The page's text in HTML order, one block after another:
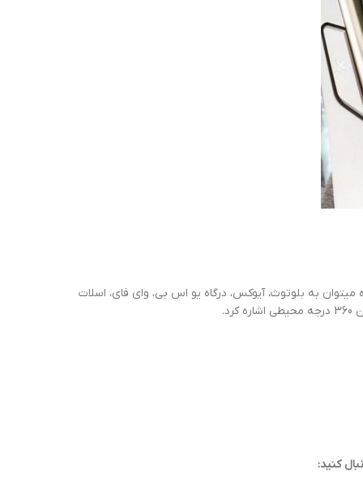
میتوان به بلوتوث، آیوکس، درگاه یو اس بی، وای فای، اسلات
کنید: